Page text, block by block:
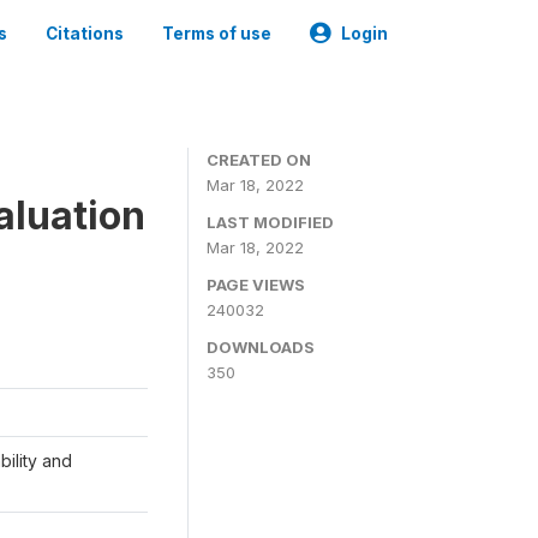
Citations Terms of use Login
and
CREATED ON
Mar 18, 2022
LAST MODIFIED
Mar 18, 2022
PAGE VIEWS
240032
DOWNLOADS
350